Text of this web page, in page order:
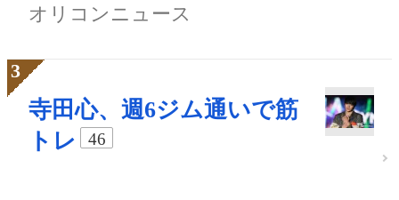
オリコンニュース
寺田心、週6ジム通いで筋
トレ
46